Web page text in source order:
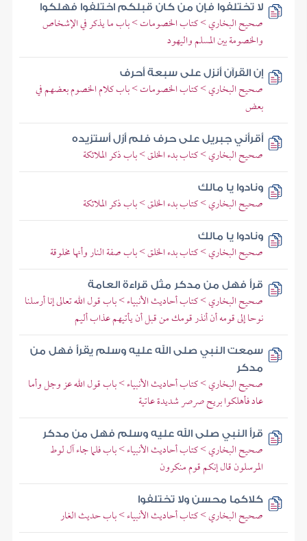
لا تختلفوا فإن من كان قبلكم اختلفوا فهلكوا
صحيح البخاري > كتاب الخصومات > باب ما يذكر في الإشخاص
والخصومة بين المسلم واليهود
إن القرآن أنزل على سبعة أحرف
صحيح البخاري > كتاب الخصومات > باب كلام الخصوم بعضهم في
بعض
أقرأني جبريل على حرف فلم أزل أستزيده
صحيح البخاري > كتاب بدء الخلق > باب ذكر الملائكة
ونادوا يا مالك
صحيح البخاري > كتاب بدء الخلق > باب ذكر الملائكة
ونادوا يا مالك
صحيح البخاري > كتاب بدء الخلق > باب صفة النار وأنها مخلوقة
قرأ فهل من مدكر مثل قراءة العامة
صحيح البخاري > كتاب أحاديث الأنبياء > باب قول الله تعالى إنا أرسلنا
نوحا إلى قومه أن أنذر قومك من قبل أن يأتيهم عذاب أليم
سمعت النبي صلى الله عليه وسلم يقرأ فهل من
مدكر
صحيح البخاري > كتاب أحاديث الأنبياء > باب قول الله عز وجل وأما
عاد فأهلكوا بريح صرصر شديدة عاتية
قرأ النبي صلى الله عليه وسلم فهل من مدكر
صحيح البخاري > كتاب أحاديث الأنبياء > باب فلما جاء آل لوط
المرسلون قال إنكم قوم منكرون
كلاكما محسن ولا تختلفوا
صحيح البخاري > كتاب أحاديث الأنبياء > باب حديث الغار